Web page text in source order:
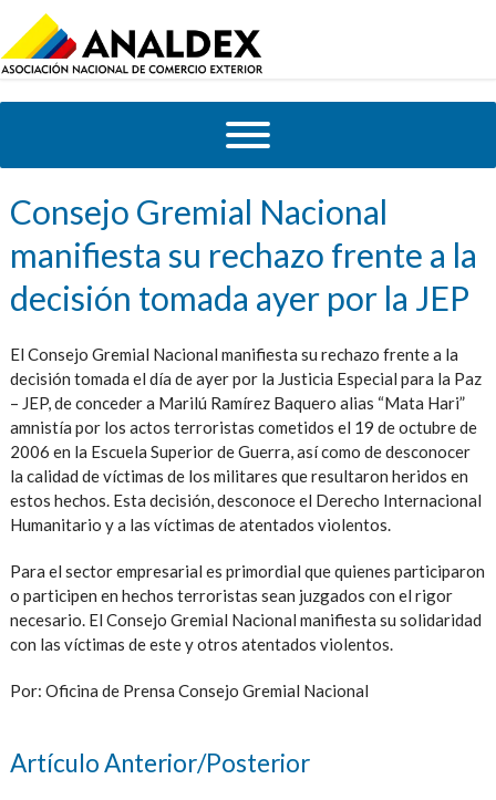
Consejo Gremial Nacional
manifiesta su rechazo frente a la
decisión tomada ayer por la JEP
El Consejo Gremial Nacional manifiesta su rechazo frente a la
decisión tomada el día de ayer por la Justicia Especial para la Paz
– JEP, de conceder a Marilú Ramírez Baquero alias “Mata Hari”
amnistía por los actos terroristas cometidos el 19 de octubre de
2006 en la Escuela Superior de Guerra, así como de desconocer
la calidad de víctimas de los militares que resultaron heridos en
estos hechos. Esta decisión, desconoce el Derecho Internacional
Humanitario y a las víctimas de atentados violentos.
Para el sector empresarial es primordial que quienes participaron
o participen en hechos terroristas sean juzgados con el rigor
necesario. El Consejo Gremial Nacional manifiesta su solidaridad
con las víctimas de este y otros atentados violentos.
Por: Oficina de Prensa Consejo Gremial Nacional
Artículo Anterior/Posterior